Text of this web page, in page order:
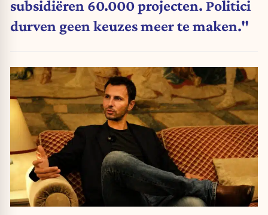
subsidiëren 60.000 projecten. Politici
durven geen keuzes meer te maken."